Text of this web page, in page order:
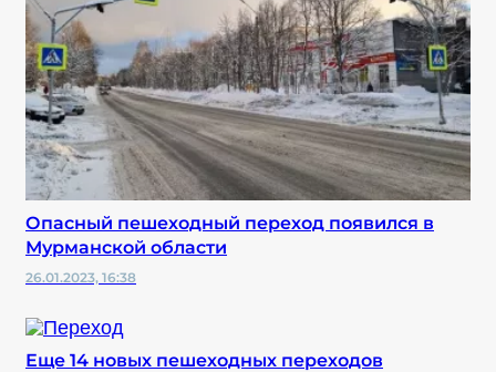
Опасный пешеходный переход появился в
Мурманской области
26.01.2023, 16:38
Еще 14 новых пешеходных переходов